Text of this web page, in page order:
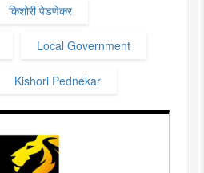
किशोरी पेडणेकर
Local Government
Kishori Pednekar